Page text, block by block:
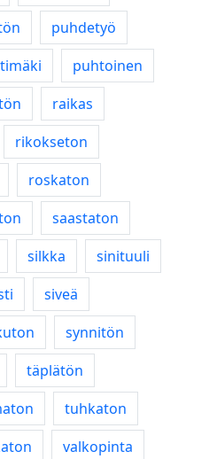
puhdetyö
puhtoinen
raikas
rikokseton
roskaton
saastaton
silkka
sinituuli
siveä
synnitön
täplätön
tuhkaton
valkopinta